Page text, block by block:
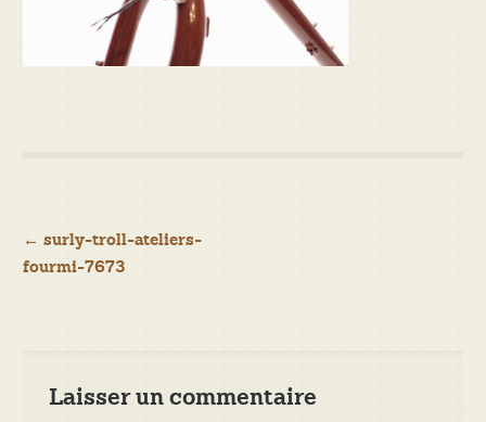
Navigation
← surly-troll-ateliers-
fourmi-7673
Laisser un commentaire